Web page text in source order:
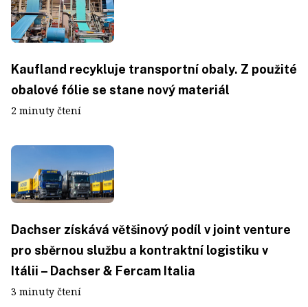
Kaufland recykluje transportní obaly. Z použité
obalové fólie se stane nový materiál
2 minuty čtení
Dachser získává většinový podíl v joint venture
pro sběrnou službu a kontraktní logistiku v
Itálii – Dachser & Fercam Italia
3 minuty čtení